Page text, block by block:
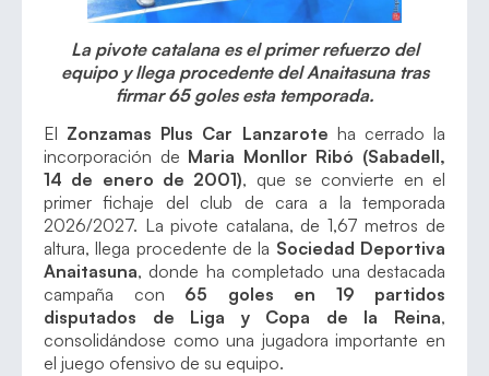
La pivote catalana es el primer refuerzo del
equipo y llega procedente del Anaitasuna tras
firmar 65 goles esta temporada.
El Zonzamas Plus Car Lanzarote ha cerrado la
incorporación de Maria Monllor Ribó (Sabadell,
14 de enero de 2001), que se convierte en el
primer fichaje del club de cara a la temporada
2026/2027. La pivote catalana, de 1,67 metros de
altura, llega procedente de la Sociedad Deportiva
Anaitasuna, donde ha completado una destacada
campaña con 65 goles en 19 partidos
disputados de Liga y Copa de la Reina,
consolidándose como una jugadora importante en
el juego ofensivo de su equipo.